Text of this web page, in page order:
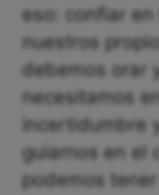
eso: confiar
nuestros
debemos orar
necesitamos
incertidumbre
guiarnos en el
podemos